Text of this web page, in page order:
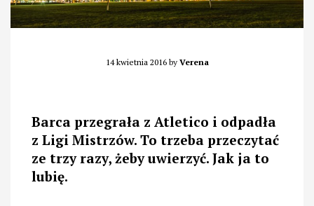
14 kwietnia 2016by Verena
Barca przegrała z Atletico i odpadła
z Ligi Mistrzów. To trzeba przeczytać
ze trzy razy, żeby uwierzyć. Jak ja to
lubię.